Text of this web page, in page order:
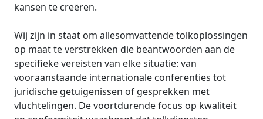
kansen te creëren.
Wij zijn in staat om allesomvattende tolkoplossingen
op maat te verstrekken die beantwoorden aan de
specifieke vereisten van elke situatie: van
vooraanstaande internationale conferenties tot
juridische getuigenissen of gesprekken met
vluchtelingen. De voortdurende focus op kwaliteit